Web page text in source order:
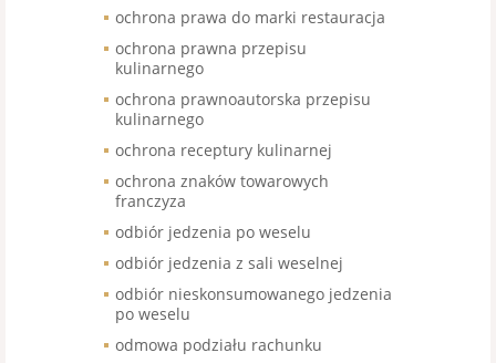
ochrona prawa do marki restauracja
ochrona prawna przepisu
kulinarnego
ochrona prawnoautorska przepisu
kulinarnego
ochrona receptury kulinarnej
ochrona znaków towarowych
franczyza
odbiór jedzenia po weselu
odbiór jedzenia z sali weselnej
odbiór nieskonsumowanego jedzenia
po weselu
odmowa podziału rachunku